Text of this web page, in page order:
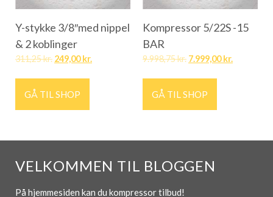
Y-stykke 3/8″med nippel
& 2 koblinger
311,25kr. 249,00kr.
GÅ TIL SHOP
Kompressor 5/22S -15
BAR
9.998,75kr. 7.999,00kr.
GÅ TIL SHOP
VELKOMMEN TIL BLOGGEN
På hjemmesiden kan du kompressor tilbud!